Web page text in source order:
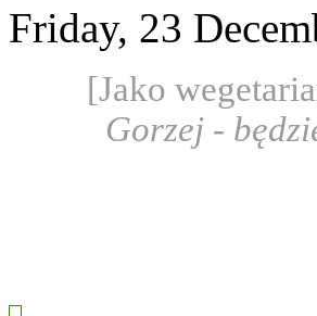
Friday, 23
[Jako
Gorzej -